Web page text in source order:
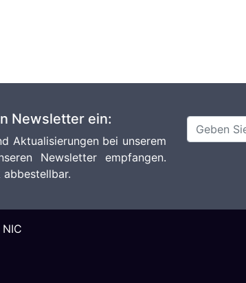
Newsletter ein:
Aktualisierungen bei unserem
Newsletter empfangen.
NIC